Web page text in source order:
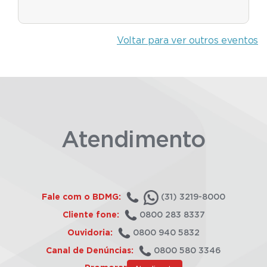
Voltar para ver outros eventos
Atendimento
Fale com o BDMG: (31) 3219-8000
Cliente fone: 0800 283 8337
Ouvidoria: 0800 940 5832
Canal de Denúncias: 0800 580 3346